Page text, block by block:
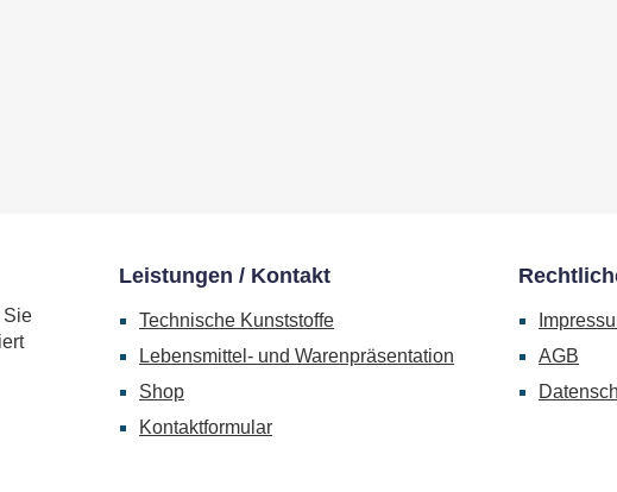
Sie
Leistungen / Kontakt
Technische Kunststoffe
Lebensmittel- und Warenpräsentation
Shop
Kontaktformular
AGB